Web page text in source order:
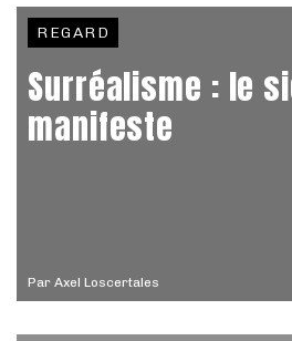
Par Axel Loscertales
REGARD
Surréalisme : le
manifeste